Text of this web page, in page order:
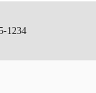
1234